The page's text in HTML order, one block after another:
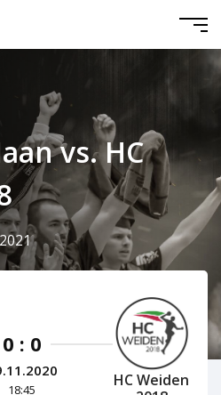
vs. HC
0 : 0
18:45
HC Weiden